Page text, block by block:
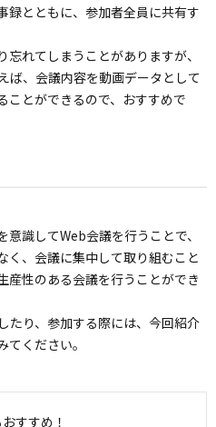
録とともに、参加者全員に共有す
れてしまうことがありますが、
ば、会議内容を動画データとして
ことができるので、おすすめで
識してWeb会議を行うことで、
く、会議に集中して取り組むこと
産性のある会議を行うことができ
たり、参加する際には、今回紹介
ください。
すすめ！